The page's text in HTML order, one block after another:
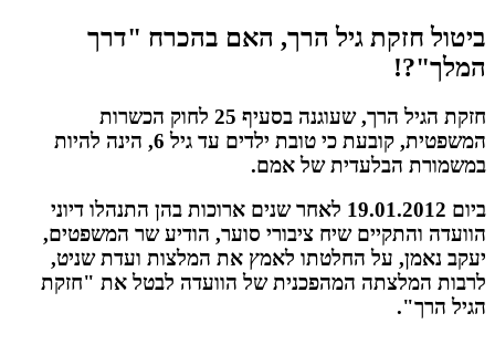
ביטול חזקת גיל הרך, האם בהכרח "דרך
המלך"?!
חזקת הגיל הרך, שעוגנה בסעיף 25 לחוק הכשרות
המשפטית, קובעת כי טובת ילדים עד גיל 6, הינה להיות
במשמורת הבלעדית של אמם.
ביום 19.01.2012 לאחר שנים ארוכות בהן התנהלו דיוני
הוועדה והתקיים שיח ציבורי סוער, הודיע שר המשפטים,
יעקב נאמן, על החלטתו לאמץ את המלצות ועדת שניט,
לרבות המלצתה המהפכנית של הוועדה לבטל את "חזקת
הגיל הרך".